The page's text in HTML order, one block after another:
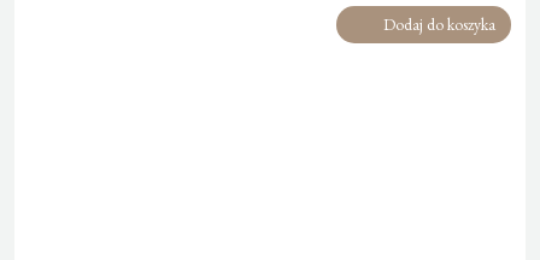
Dodaj do koszyka